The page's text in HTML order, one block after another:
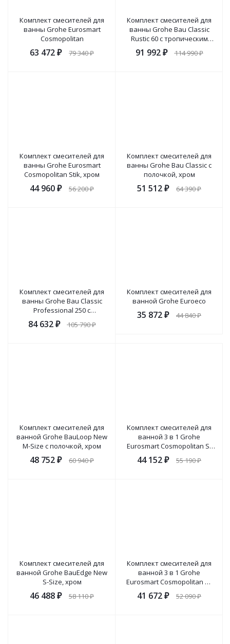
Комплект смесителей для
ванны Grohe Eurosmart
Cosmopolitan
63 472₽ 79 340₽
Комплект смесителей для
ванны Grohe Bau Classic
Rustic 60 с тропическим
душем, хром
91 992₽ 114 990₽
Комплект смесителей для
ванны Grohe Eurosmart
Cosmopolitan Stik, хром
44 960₽ 56 200₽
Комплект смесителей для
ванны Grohe Bau Classic с
полочкой, хром
51 512₽ 64 390₽
Комплект смесителей для
ванны Grohe Bau Classic
Professional 250 с
тропическим душем
84 632₽ 105 790₽
Комплект смесителей для
ванной Grohe Euroeco
35 872₽ 44 840₽
Комплект смесителей для
ванной Grohe BauLoop New
M-Size с полочкой, хром
48 752₽ 60 940₽
Комплект смесителей для
ванной 3 в 1 Grohe
Eurosmart Cosmopolitan S-
Size с донным клапаном,
хром
44 152₽ 55 190₽
Комплект смесителей для
ванной Grohe BauEdge New
S-Size, хром
46 488₽ 58 110₽
Комплект смесителей для
ванной 3 в 1 Grohe
Eurosmart Cosmopolitan M-
Size с донным клапаном,
хром
41 672₽ 52 090₽